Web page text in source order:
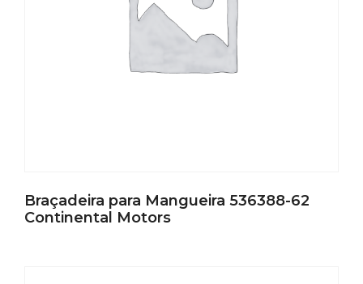
Braçadeira para Mangueira 536388-62
Continental Motors